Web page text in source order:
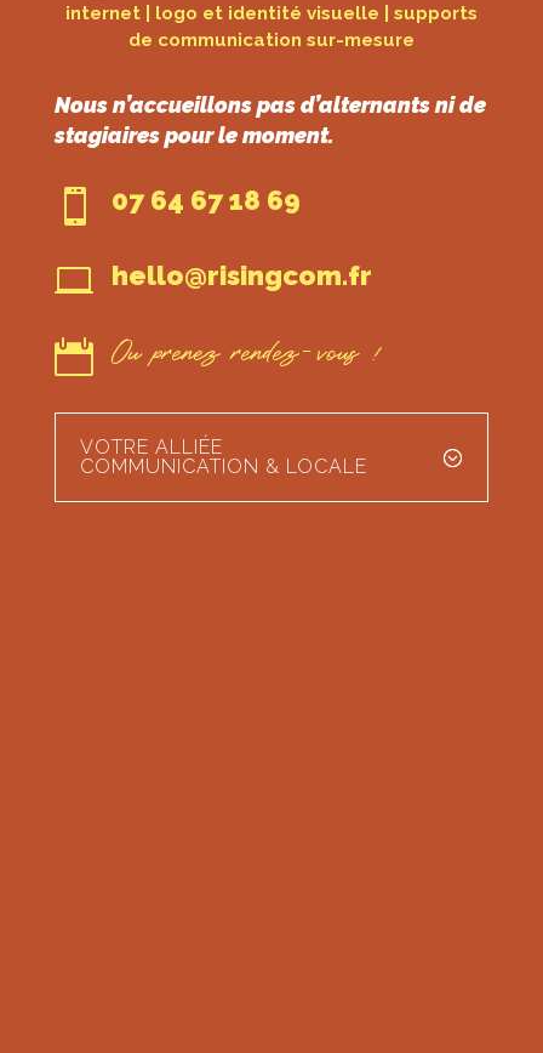
internet | logo et identité visuelle | supports
de communication sur-mesure
Nous n’accueillons pas d’alternants ni de
stagiaires pour le moment.
 07 64 67 18 69
 hello@risingcom.fr
 Ou prenez rendez-vous !
VOTRE ALLIÉE
COMMUNICATION & LOCALE